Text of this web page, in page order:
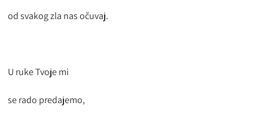
od svakog zla nas očuvaj.
U ruke Tvoje mi
se rado predajemo,